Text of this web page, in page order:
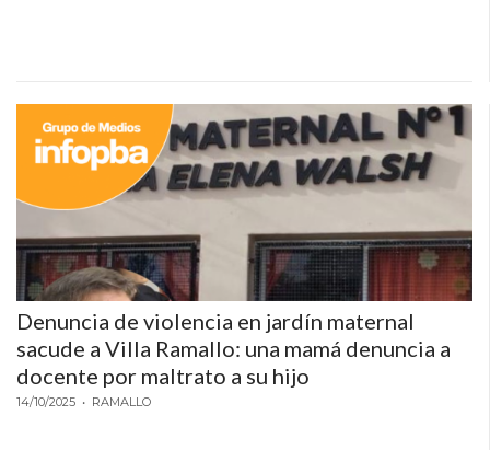
WHATSAPP
CÓMO
PEDIDOS
DE
COMIDA
POR
WHATSAPP:
LA
GUÍA
DEFINITIVA
Denuncia de violencia en jardín maternal
sacude a Villa Ramallo: una mamá denuncia a
docente por maltrato a su hijo
14/10/2025 • RAMALLO